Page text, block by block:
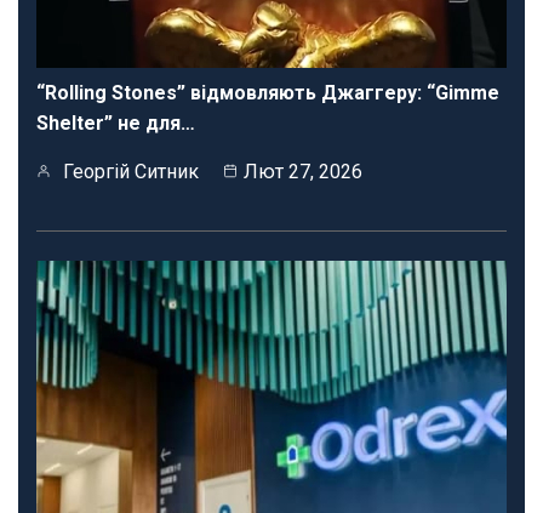
“Rolling Stones” відмовляють Джаггеру: “Gimme
Shelter” не для…
Георгій Ситник Лют 27, 2026